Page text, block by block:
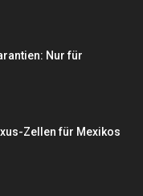
Nur für
Zellen für Mexikos